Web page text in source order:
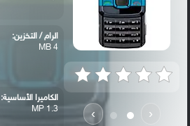
‹
›
الرام / التخزين:
4 MB
الكاميرا الأساسية:
1.3 MP